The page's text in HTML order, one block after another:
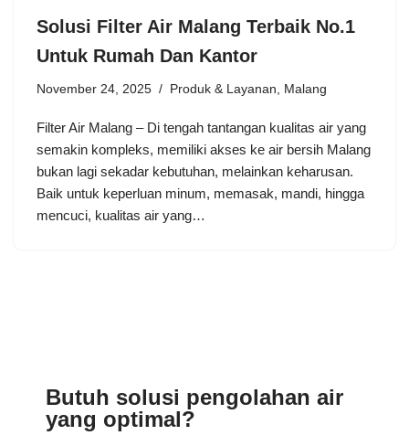
Solusi Filter Air Malang Terbaik No.1
Untuk Rumah Dan Kantor
November 24, 2025 Produk & Layanan, Malang
Filter Air Malang – Di tengah tantangan kualitas air yang
semakin kompleks, memiliki akses ke air bersih Malang
bukan lagi sekadar kebutuhan, melainkan keharusan.
Baik untuk keperluan minum, memasak, mandi, hingga
mencuci, kualitas air yang…
Butuh solusi pengolahan air
yang optimal?